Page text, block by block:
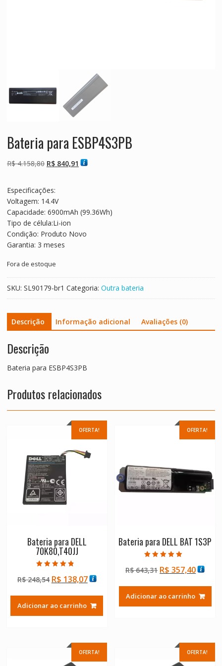
Bateria para ESBP4S3PB
R$4.158,80 O
era:
R$ 4.158,80.
R$840,91 O
Especificações:
Voltagem: 14.4V
Capacidade: 6900mAh (99.36Wh)
Tipo de célula:Li-ion
Condição: Produto Novo
Garantia: 3 meses
Fora de estoque
SKU: SL90179-br1 Categoria: Outra bateria
Descrição Informação adicional Avaliações (0)
Descrição
Bateria para ESBP4S3PB
Produtos relacionados
OFERTA!
Bateria para DELL
70K80,T40JJ
4.50
de 5
R$248,54 O
original
era:
R$ 138,07O
atual
é:
Adicionar ao carrinho
OFERTA!
Bateria para DELL BAT 1S3P
5.00
de 5
R$643,31 O
original
era:
R$ 357,40O
atual
é:
Adicionar ao carrinho
OFERTA! OFERTA!